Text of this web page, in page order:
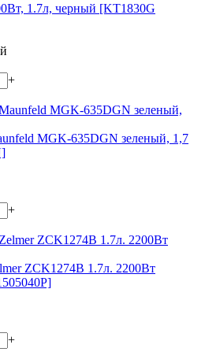
1.7л, черный [KT1830G
+
MGK-635DGN зеленый, 1,7
+
ZCK1274B 1.7л. 2200Вт
+